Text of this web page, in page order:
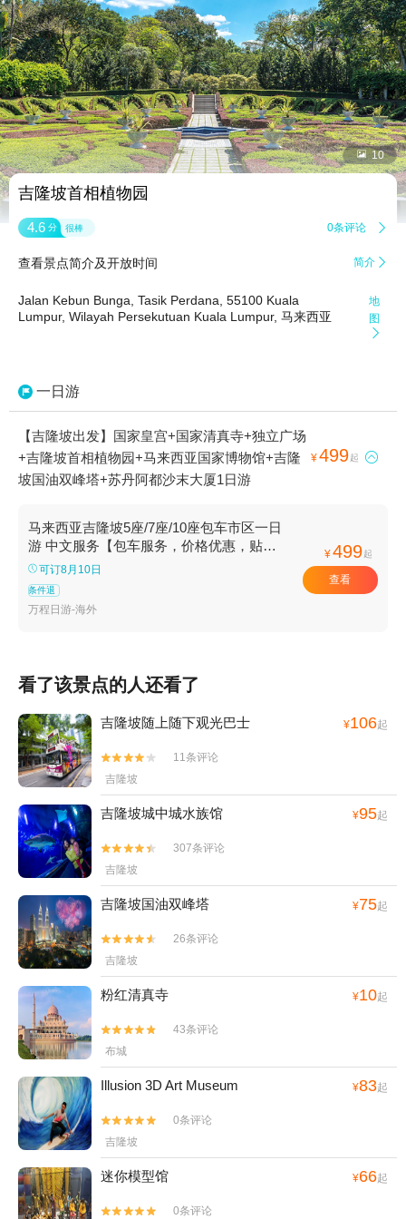
 10
吉隆坡首相植物园
4.6 分 很棒 0条评论 
查看景点简介及开放时间 简介 
Jalan Kebun Bunga, Tasik Perdana, 55100 Kuala
Lumpur, Wilayah Persekutuan Kuala Lumpur, 马来西亚
地
图

一日游
【吉隆坡出发】国家皇宫+国家清真寺+独立广场
+吉隆坡首相植物园+马来西亚国家博物馆+吉隆
坡国油双峰塔+苏丹阿都沙末大厦1日游
¥499起 
马来西亚吉隆坡5座/7座/10座包车市区一日
游 中文服务【包车服务，价格优惠，贴心
服务】
可订8月10日
条件退
万程日游-海外
¥499起
查看
看了该景点的人还看了
吉隆坡随上随下观光巴士 ¥106起


11条评论
吉隆坡
吉隆坡城中城水族馆 ¥95起


307条评论
吉隆坡
吉隆坡国油双峰塔 ¥75起


26条评论
吉隆坡
粉红清真寺 ¥10起


43条评论
布城
Illusion 3D Art Museum ¥83起


0条评论
吉隆坡
迷你模型馆 ¥66起

 0条评论
